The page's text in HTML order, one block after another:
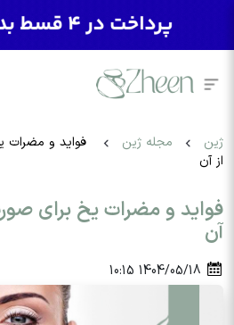
ژین مجله ژین
فواید و مضرات
از آن
فواید و مضرات یخ برای
آن
1404/05/18
10:15